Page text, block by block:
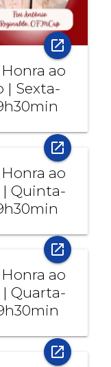
open_in_new
ao
| Sexta-
open_in_new
ao
Quinta-
open_in_new
ao
Quarta-
open_in_new